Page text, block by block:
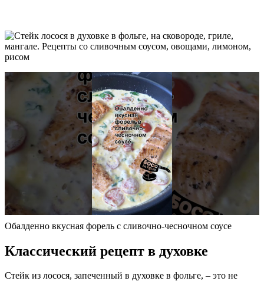
Обалденно вкусная форель с сливочно-чесночном соусе
Классический рецепт в духовке
Стейк из лосося, запеченный в духовке в фольге, – это не